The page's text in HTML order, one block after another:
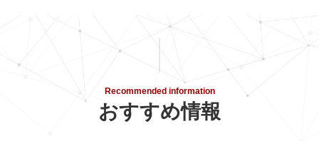
Recommended information
おすすめ情報